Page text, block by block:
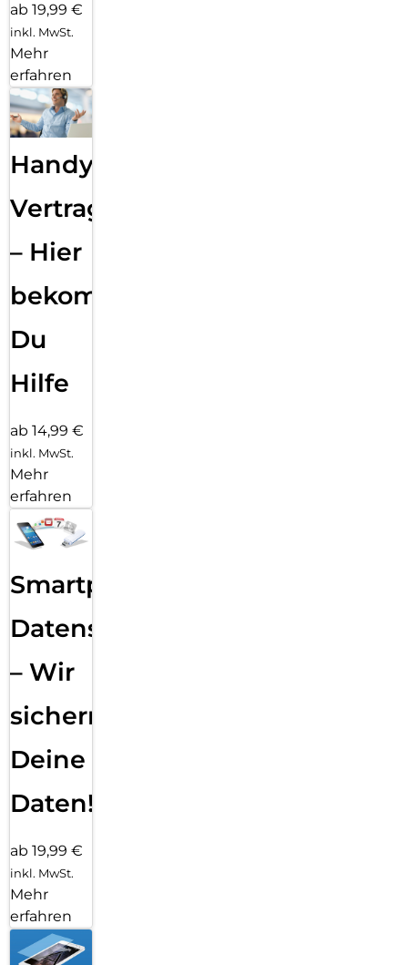
ab 19,99 €
inkl. MwSt.
Mehr
erfahren
Handy
Vertragsabwicklung
– Hier
bekommst
Du
Hilfe
ab 14,99 €
inkl. MwSt.
Mehr
erfahren
Smartphone
Datensicherung
– Wir
sichern
Deine
Daten!
ab 19,99 €
inkl. MwSt.
Mehr
erfahren